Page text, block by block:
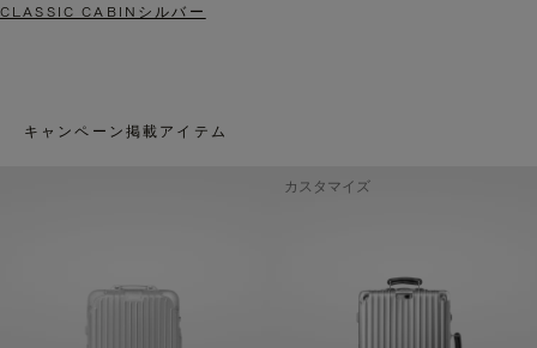
CLASSIC CABINシルバー
キャンペーン掲載アイテム
カスタマイズ